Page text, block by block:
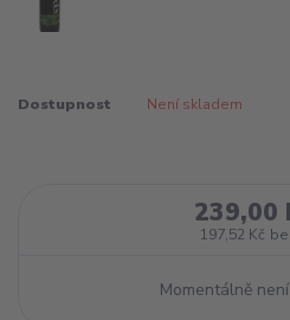
Dostupnost Není skladem
239,00
197,52 Kč
Momentálně